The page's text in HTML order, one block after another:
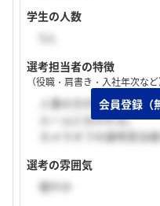
学生の人数
選考担当者の特徴
（役職・肩書き・入社年次など
人事の方がはじめに説
ルームに分かれる。
カメラオフの選考担当
選考の雰囲気
穏やか